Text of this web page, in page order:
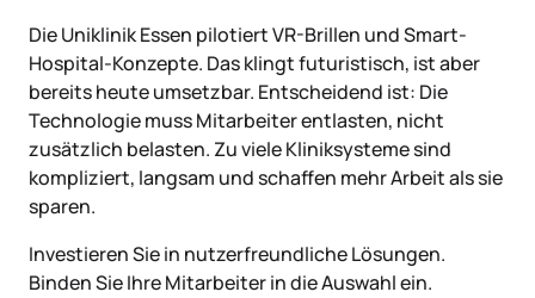
Die Uniklinik Essen pilotiert VR-Brillen und Smart-
Hospital-Konzepte. Das klingt futuristisch, ist aber
bereits heute umsetzbar. Entscheidend ist: Die
Technologie muss Mitarbeiter entlasten, nicht
zusätzlich belasten. Zu viele Kliniksysteme sind
kompliziert, langsam und schaffen mehr Arbeit als sie
sparen.
Investieren Sie in nutzerfreundliche Lösungen.
Binden Sie Ihre Mitarbeiter in die Auswahl ein.